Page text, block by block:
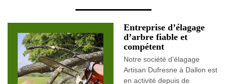
Entreprise d’élagage
d’arbre fiable et
compétent
Notre société d’élagage
Artisan Dufresne à Dallon est
en activité depuis de